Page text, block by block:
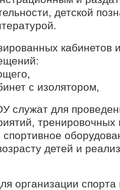
детской
кабинетов
с изолятором,
служат для
тренировочных
детей и
организации спорта